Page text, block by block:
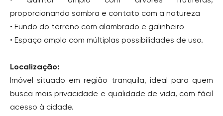
proporcionando sombra e contato com a natureza
• Fundo do terreno com alambrado e galinheiro
• Espaço amplo com múltiplas possibilidades de uso.
Localização:
Imóvel situado em região tranquila, ideal para quem
busca mais privacidade e qualidade de vida, com fácil
acesso à cidade.